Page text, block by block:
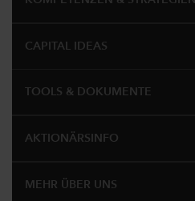
CAPITAL IDEAS
TOOLS & DOKUMENTE
AKTIONÄRSINFO
MEHR ÜBER UNS